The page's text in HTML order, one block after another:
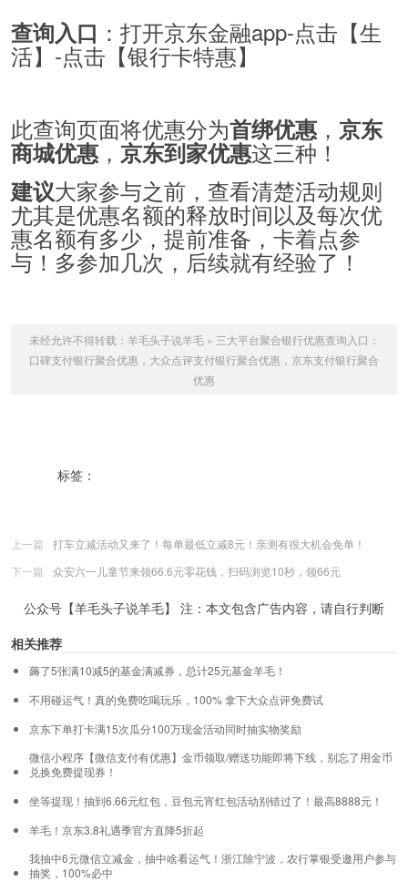
查询入口 ：打开京东金融app-点击【生
活】-点击【银行卡特惠】
此查询页面将优惠分为首绑优惠 ， 京东
商城优惠 ， 京东到家优惠这三种！
建议大家参与之前，查看清楚活动规则
尤其是优惠名额的释放时间以及每次优
惠名额有多少，提前准备，卡着点参
与！多参加几次，后续就有经验了！
未经允许不得转载： 羊毛头子说羊毛» 三大平台聚合银行优惠查询入口：
口碑支付银行聚合优惠，大众点评支付银行聚合优惠，京东支付银行聚合
优惠
标签：
上一篇
打车立减活动又来了！每单最低立减8元！亲测有很大机会免单！
下一篇
众安六一儿童节来领66.6元零花钱，扫码浏览10秒，领66元
公众号【羊毛头子说羊毛】 注：本文包含广告内容，请自行判断
相关推荐
薅了5张满10减5的基金满减券，总计25元基金羊毛！
不用碰运气！真的免费吃喝玩乐，100% 拿下大众点评免费试
京东下单打卡满15次瓜分100万现金活动同时抽实物奖励
微信小程序【微信支付有优惠】金币领取/赠送功能即将下线，别忘了用金币
兑换免费提现券！
坐等提现！抽到6.66元红包，豆包元宵红包活动别错过了！最高8888元！
羊毛！京东3.8礼遇季官方直降5折起
我抽中6元微信立减金，抽中啥看运气！浙江除宁波，农行掌银受邀用户参与
抽奖，100%必中